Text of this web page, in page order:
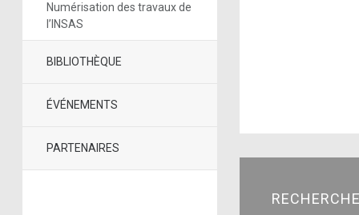
Numérisation des travaux de
l’INSAS
BIBLIOTHÈQUE
ÉVÉNEMENTS
PARTENAIRES